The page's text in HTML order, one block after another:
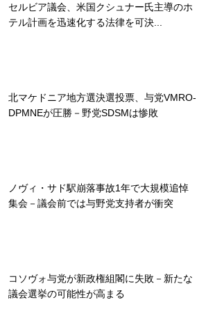
セルビア議会、米国クシュナー氏主導のホ
テル計画を迅速化する法律を可決...
北マケドニア地方選決選投票、与党VMRO-
DPMNEが圧勝－野党SDSMは惨敗
ノヴィ・サド駅崩落事故1年で大規模追悼
集会－議会前では与野党支持者が衝突
コソヴォ与党が新政権組閣に失敗－新たな
議会選挙の可能性が高まる